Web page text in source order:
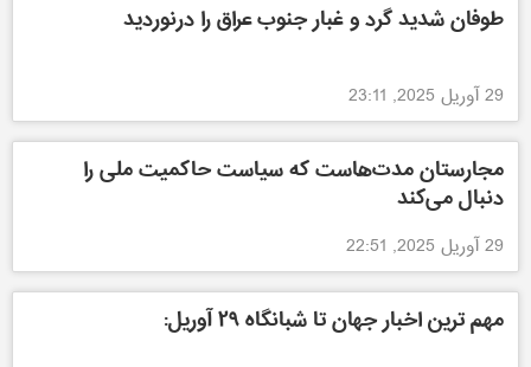
طوفان شدید گرد و غبار جنوب عراق را درنوردید
29 آوریل 2025, 23:11
مجارستان مدت‌هاست که سیاست حاکمیت ملی را
دنبال می‌کند
29 آوریل 2025, 22:51
مهم ترین اخبار جهان تا شبانگاه ۲۹ آوریل: